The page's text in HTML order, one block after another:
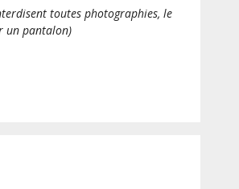
toutes photographies, le
un pantalon)